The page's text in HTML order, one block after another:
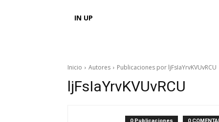
IN UP
Inicio Autores Publicaciones por ljFsIaYrvKVUvRCU
ljFsIaYrvKVUvRCU